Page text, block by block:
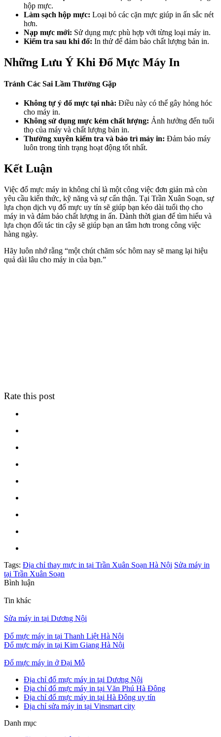
hộp mực.
Làm sạch hộp mực: Loại bỏ các cặn mực giúp in ấn sắc nét
hơn.
Nạp mực mới: Sử dụng mực phù hợp với từng loại máy in.
Kiểm tra sau khi đổ: In thử để đảm bảo chất lượng bản in.
Những Lưu Ý Khi Đổ Mực Máy In
Tránh Các Sai Lầm Thường Gặp
Không tự ý đổ mực tại nhà: Điều này có thể gây hỏng hóc
cho máy in.
Không sử dụng mực kém chất lượng: Ảnh hưởng đến tuổi
thọ của máy và chất lượng bản in.
Thường xuyên kiểm tra và bảo trì máy in: Đảm bảo máy
luôn trong tình trạng hoạt động tốt nhất.
Kết Luận
Việc đổ mực máy in không chỉ là một công việc đơn giản mà còn
yêu cầu kiến thức, kỹ năng và sự cẩn thận. Tại Trần Xuân Soạn, sự
lựa chọn dịch vụ đổ mực uy tín sẽ giúp bạn kéo dài tuổi thọ cho
máy in và đảm bảo chất lượng in ấn. Dành thời gian để tìm hiểu và
lựa chọn đối tác tin cậy sẽ giúp bạn an tâm hơn trong công việc
hàng ngày.
Hãy luôn nhớ rằng “một chút chăm sóc hôm nay sẽ mang lại hiệu
quả dài lâu cho máy in của bạn.”
Rate this post
Tags: Địa chỉ thay mực in tại Trần Xuân Soạn Hà Nội Sửa máy in
tại Trần Xuân Soạn
Bình luận
Tin khác
Sửa máy in tại Dương Nội
Đổ mực máy in tại Thanh Liệt Hà Nội
Đổ mực máy in tại Kim Giang Hà Nội
Đổ mực máy in ở Đại Mỗ
Địa chỉ đổ mực máy in tại Dương Nội
Địa chỉ đổ mực máy in tại Văn Phú Hà Đông
Địa chỉ đổ mực máy in tại Hà Đông uy tín
Địa chỉ sửa máy in tại Vinsmart city
Danh mục